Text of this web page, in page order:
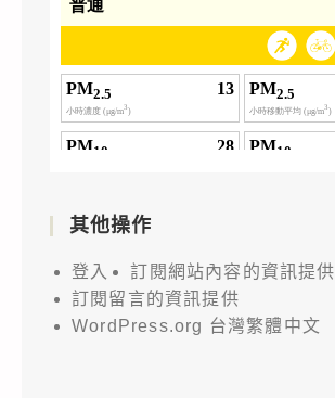
其他操作
登入
訂閱網站內容的資訊提供
訂閱留言的資訊提供
WordPress.org 台灣繁體中文